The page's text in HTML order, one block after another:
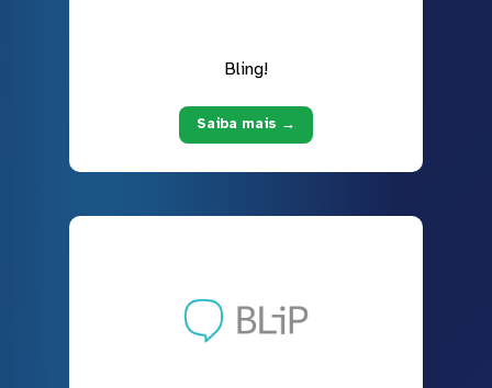
Bling!
Saiba mais →